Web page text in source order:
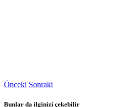
Önceki Sonraki
Bunlar da ilginizi çekebilir